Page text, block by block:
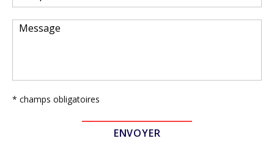
* champs obligatoires